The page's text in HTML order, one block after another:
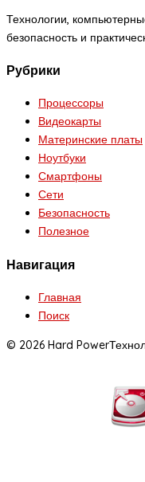
Технологии,
безопасность и
Рубрики
Процессоры
Видеокарты
Материнские платы
Ноутбуки
Смартфоны
Сети
Безопасность
Полезное
Навигация
Главная
Поиск
© 2026 Hard Power